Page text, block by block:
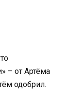
– от Артёма
одобрил.